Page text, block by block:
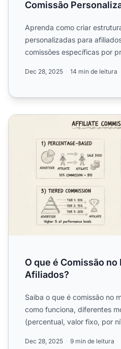
Comissão
Aprenda como criar
personalizadas para
comissões específicas por
Dec 28, 2025 14 min de leitura
O que é Comissão no
O que é Comissão
Afiliados?
Saiba o que é comissão no
como funciona, diferentes
(percentual, valor fixo, por
Dec 28, 2025 9 min de leitura